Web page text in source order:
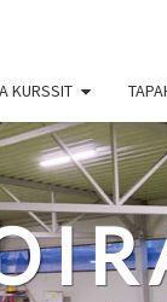
KURSSIT